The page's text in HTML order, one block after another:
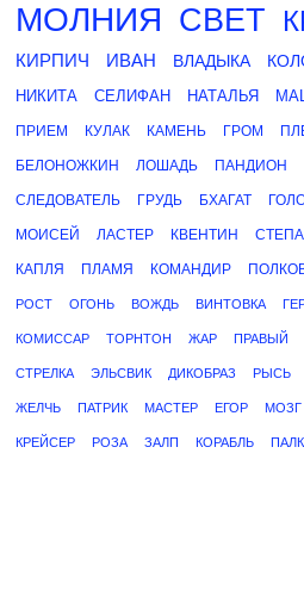
МОЛНИЯ СВЕТ
КИРПИЧ
ИВАН ВЛАДЫКА
НИКИТА
СЕЛИФАН НАТАЛЬЯ
ПРИЕМ КУЛАК КАМЕНЬ ГРОМ
БЕЛОНОЖКИН ЛОШАДЬ ПАНДИОН
СЛЕДОВАТЕЛЬ ГРУДЬ БХАГАТ
МОИСЕЙ ЛАСТЕР КВЕНТИН
КАПЛЯ ПЛАМЯ КОМАНДИР
РОСТ ОГОНЬ ВОЖДЬ ВИНТОВКА
КОМИССАР ТОРНТОН ЖАР ПРАВЫЙ
СТРЕЛКА ЭЛЬСВИК ДИКОБРАЗ РЫСЬ
ЖЕЛЧЬ ПАТРИК МАСТЕР ЕГОР МОЗГ
КРЕЙСЕР РОЗА ЗАЛП КОРАБЛЬ